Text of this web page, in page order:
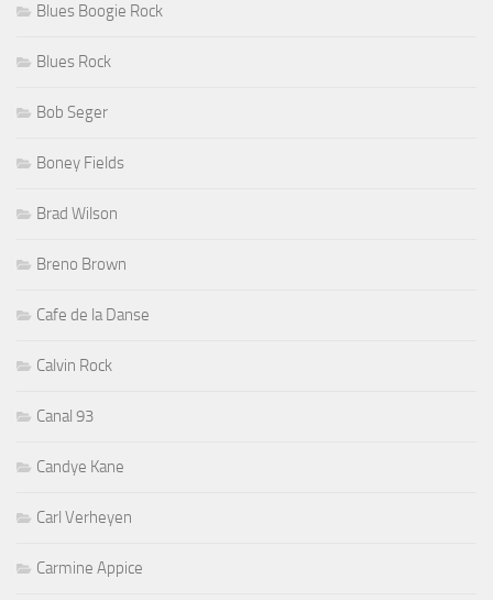
Blues Boogie Rock
Blues Rock
Bob Seger
Boney Fields
Brad Wilson
Breno Brown
Cafe de la Danse
Calvin Rock
Canal 93
Candye Kane
Carl Verheyen
Carmine Appice